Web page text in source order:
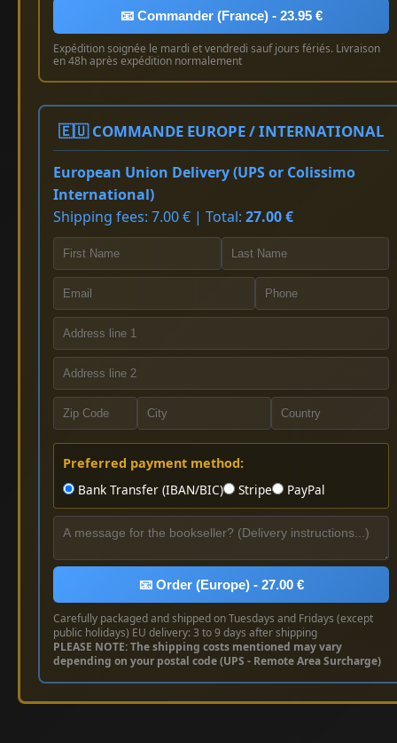
📧 Commander (France) - 23.95 €
Expédition soignée le mardi et vendredi sauf jours fériés. Livraison
en 48h après expédition normalement
🇪🇺 COMMANDE EUROPE / INTERNATIONAL
European Union Delivery (UPS or Colissimo
International)
Shipping fees: 7.00 € | Total: 27.00 €
Preferred payment method:
Bank Transfer (IBAN/BIC)
Stripe PayPal
📧 Order (Europe) - 27.00 €
Carefully packaged and shipped on Tuesdays and Fridays (except
public holidays) EU delivery: 3 to 9 days after shipping
PLEASE NOTE: The shipping costs mentioned may vary
depending on your postal code (UPS - Remote Area Surcharge)